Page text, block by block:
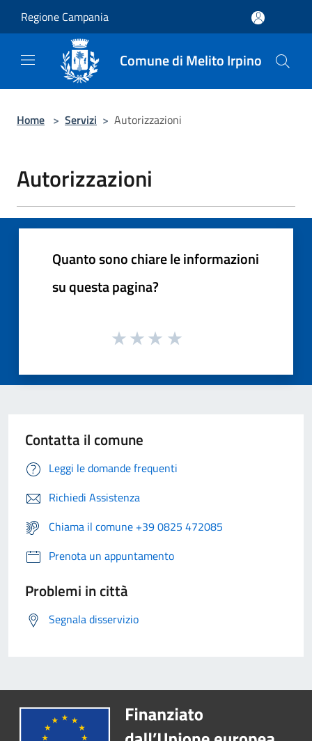
Regione Campania
Comune di Melito Irpino
Home > Servizi > Autorizzazioni
Autorizzazioni
Quanto sono chiare le informazioni
su questa pagina?
Contatta il comune
Leggi le domande frequenti
Richiedi Assistenza
Chiama il comune +39 0825 472085
Prenota un appuntamento
Problemi in città
Segnala disservizio